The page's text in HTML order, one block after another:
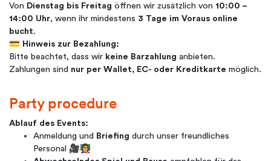
Von Dienstag bis Freitag öffnen wir zusätzlich von 10:00 –
14:00 Uhr, wenn ihr mindestens 3 Tage im Voraus online
bucht.
💳 Hinweis zur Bezahlung:
Bitte beachtet, dass wir keine Barzahlung anbieten.
Zahlungen sind nur per Wallet, EC- oder Kreditkarte möglich.
Party procedure
Ablauf des Events:
Anmeldung und Briefing durch unser freundliches
Personal 🎥👩‍🏫